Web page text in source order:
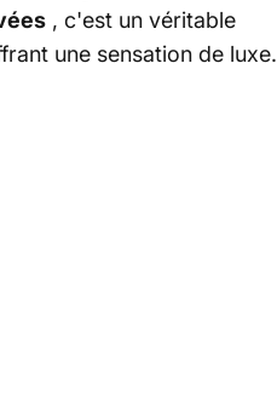
, c'est un véritable
une sensation de luxe.